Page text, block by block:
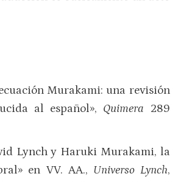
Murakami: una revisión
al español», Quimera 289
Lynch y Haruki Murakami, la
en VV. AA., Universo Lynch,